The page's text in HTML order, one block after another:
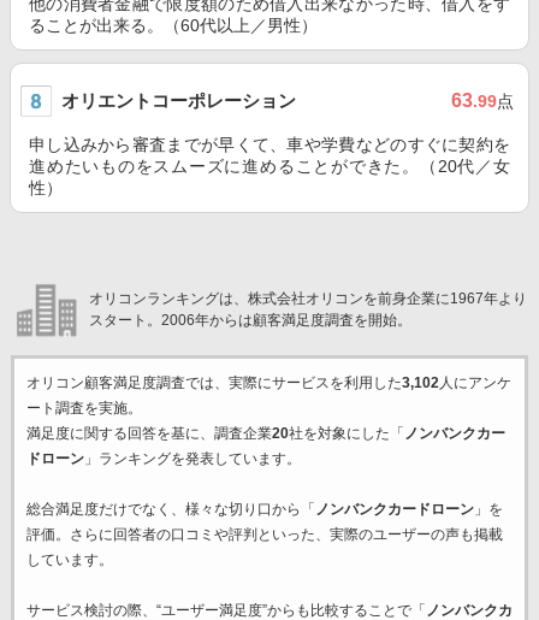
ることが出来る。（60代以上／男性）
オリエントコーポレーション 63.99点
申し込みから審査までが早くて、車や学費などのすぐに契約を
進めたいものをスムーズに進めることができた。（20代／女
性）
オリコンランキングは、株式会社オリコンを前身企業に1967年より
スタート。2006年からは顧客満足度調査を開始。
オリコン顧客満足度調査では、実際にサービスを利用した3,102人にアンケ
ート調査を実施。
満足度に関する回答を基に、調査企業20社を対象にした「 ノンバンクカー
ドローン」ランキングを発表しています。
総合満足度だけでなく、様々な切り口から「 ノンバンクカードローン」を
評価。さらに回答者の口コミや評判といった、実際のユーザーの声も掲載
しています。
サービス検討の際、“ユーザー満足度”からも比較することで「 ノンバンクカ